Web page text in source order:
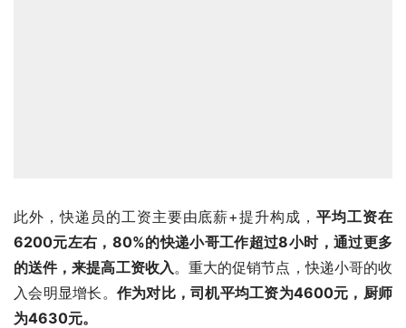
此外，快递员的工资主要由底薪+提升构成，平均工资在
6200元左右，80%的快递小哥工作超过8小时，通过更多
的送件，来提高工资收入 。重大的促销节点，快递小哥的收
入会明显增长。 作为对比，司机平均工资为4600元，厨师
为4630元。